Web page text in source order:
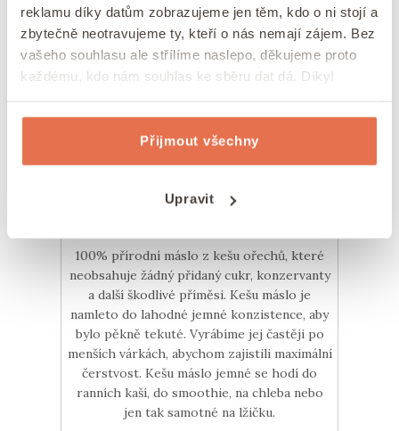
reklamu díky datům zobrazujeme jen těm, kdo o ni stojí a
zbytečně neotravujeme ty, kteří o nás nemají zájem. Bez
vašeho souhlasu ale střílíme naslepo, děkujeme proto
každému, kdo nám souhlas ke sběru dat dá. Díky!
Přijmout všechny
Upravit
100% Kešu máslo jemné
Skladem
100% přírodní máslo z kešu ořechů, které
neobsahuje žádný přidaný cukr, konzervanty
a další škodlivé příměsi. Kešu máslo je
namleto do lahodné jemné konzistence, aby
bylo pěkně tekuté. Vyrábíme jej častěji po
menších várkách, abychom zajistili maximální
čerstvost. Kešu máslo jemné se hodí do
ranních kaší, do smoothie, na chleba nebo
jen tak samotné na lžičku.